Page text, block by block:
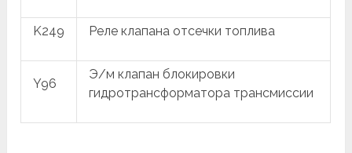
K249 Реле клапана отсечки топлива
Y96
Э/м клапан блокировки
гидротрансформатора трансмиссии